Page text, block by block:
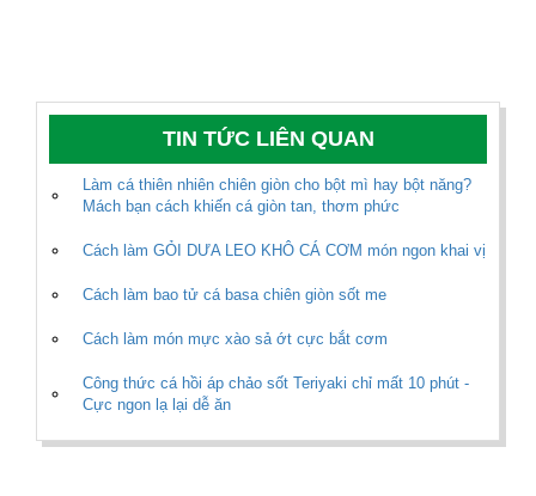
TIN TỨC LIÊN QUAN
Làm cá thiên nhiên chiên giòn cho bột mì hay bột năng?
Mách bạn cách khiến cá giòn tan, thơm phức
Cách làm GỎI DƯA LEO KHÔ CÁ CƠM món ngon khai vị
Cách làm bao tử cá basa chiên giòn sốt me
Cách làm món mực xào sả ớt cực bắt cơm
Công thức cá hồi áp chảo sốt Teriyaki chỉ mất 10 phút -
Cực ngon lạ lại dễ ăn